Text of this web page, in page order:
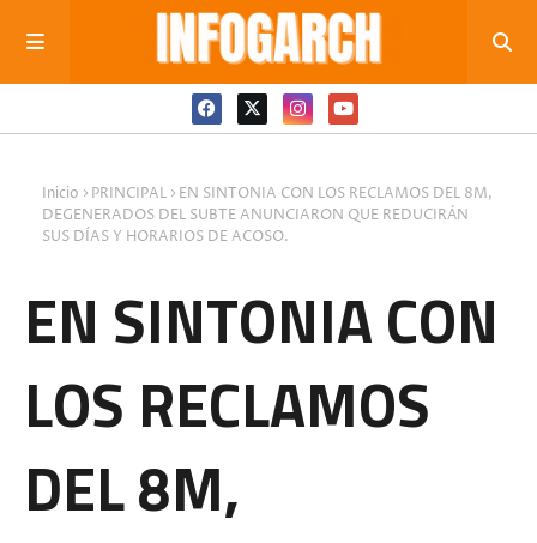
Inicio PRINCIPAL
EN SINTONIA CON LOS RECLAMOS DEL 8M,
DEGENERADOS DEL SUBTE ANUNCIARON QUE REDUCIRÁN
SUS DÍAS Y HORARIOS DE ACOSO.
EN SINTONIA CON
LOS RECLAMOS
DEL 8M,